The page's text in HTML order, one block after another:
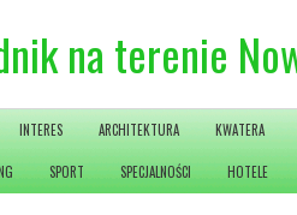
na terenie
INTERES ARCHITEKTURA KWATERA
SPORT SPECJALNOŚCI HOTELE